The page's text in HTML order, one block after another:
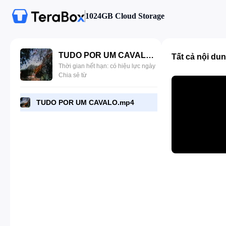
1024GB Cloud Storage
TUDO POR UM CAVALO.mp4
Thời gian hết hạn: có hiệu lực ngày
Chia sẻ từ
TUDO POR UM CAVALO.mp4
Tất cả nội